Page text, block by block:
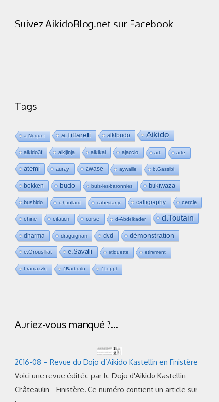
Suivez AikidoBlog.net sur Facebook
Tags
a.Noquet a.Tittarelli aikibudo Aikido
aikido3f aikijinja aikikai ajaccio art arte
atemi auray awase aywaille b.Gassibi
bokken budo buis-les-baronnies bukiwaza
bushido c-haullard cabestany calligraphy cercle
chine citation corse d-Abdelkader d.Toutain
dharma draguignan dvd démonstration
e.Grousilliat e.Savalli etiquette etirement
f-ramazzin f.Barbotin f.Luppi
Auriez-vous manqué ?…
2016-08 – Revue du Dojo d’Aikido Kastellin en Finistère
Voici une revue éditée par le Dojo d'Aikido Kastellin -
Châteaulin - Finistère. Ce numéro contient un article sur